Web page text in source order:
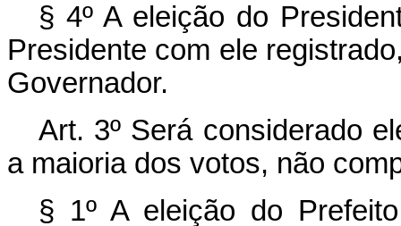
§ 4º A eleição do
Presidente com ele
Governador.
Art. 3º Será considerado
a maioria dos votos, não
§ 1º A eleição do